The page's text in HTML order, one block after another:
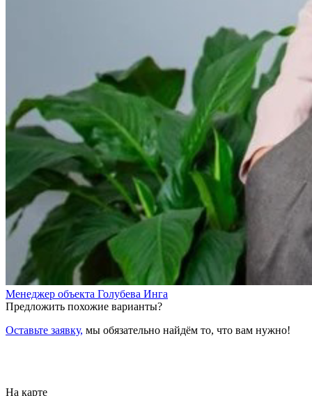
Менеджер объекта Голубева Инга
Предложить похожие варианты?
Оставьте заявку, мы обязательно найдём то, что вам нужно!
На карте